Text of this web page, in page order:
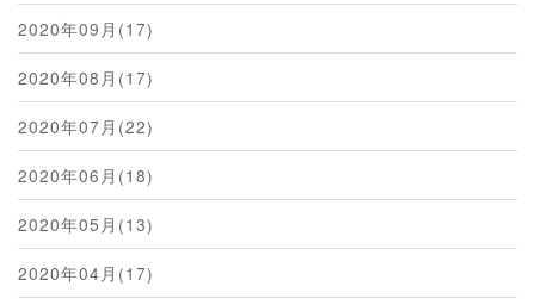
2020年09月(17)
2020年08月(17)
2020年07月(22)
2020年06月(18)
2020年05月(13)
2020年04月(17)